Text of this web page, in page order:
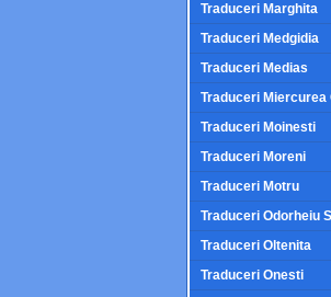
Traduceri Marghita
Traduceri Medgidia
Traduceri Medias
Traduceri Miercurea
Traduceri Moinesti
Traduceri Moreni
Traduceri Motru
Traduceri Odorheiu
Traduceri Oltenita
Traduceri Onesti